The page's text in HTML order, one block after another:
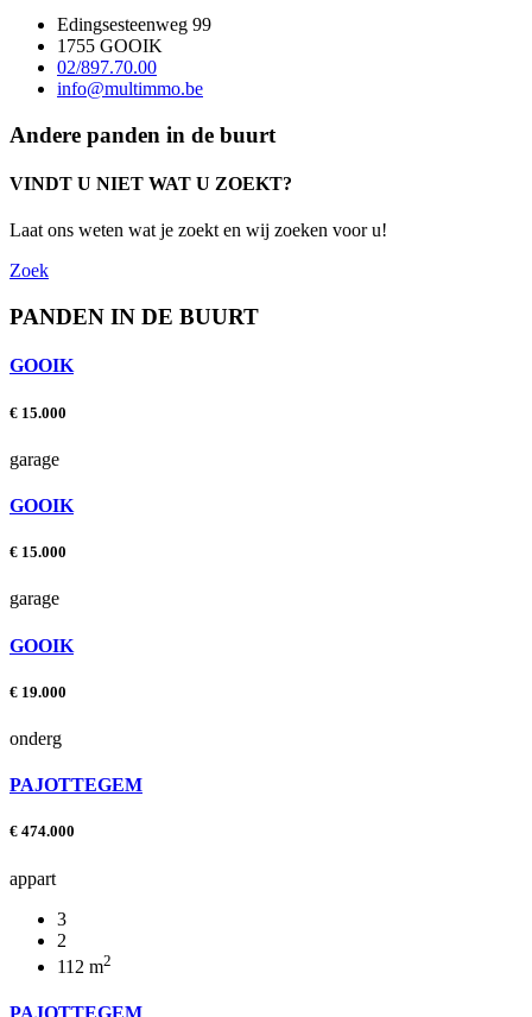
Edingsesteenweg 99
1755 GOOIK
02/897.70.00
info@multimmo.be
Andere panden in de buurt
VINDT U NIET WAT U ZOEKT?
Laat ons weten wat je zoekt en wij zoeken voor u!
Zoek
PANDEN IN DE BUURT
GOOIK
€ 15.000
garage
GOOIK
€ 15.000
garage
GOOIK
€ 19.000
onderg
PAJOTTEGEM
€ 474.000
appart
3
2
112 m2